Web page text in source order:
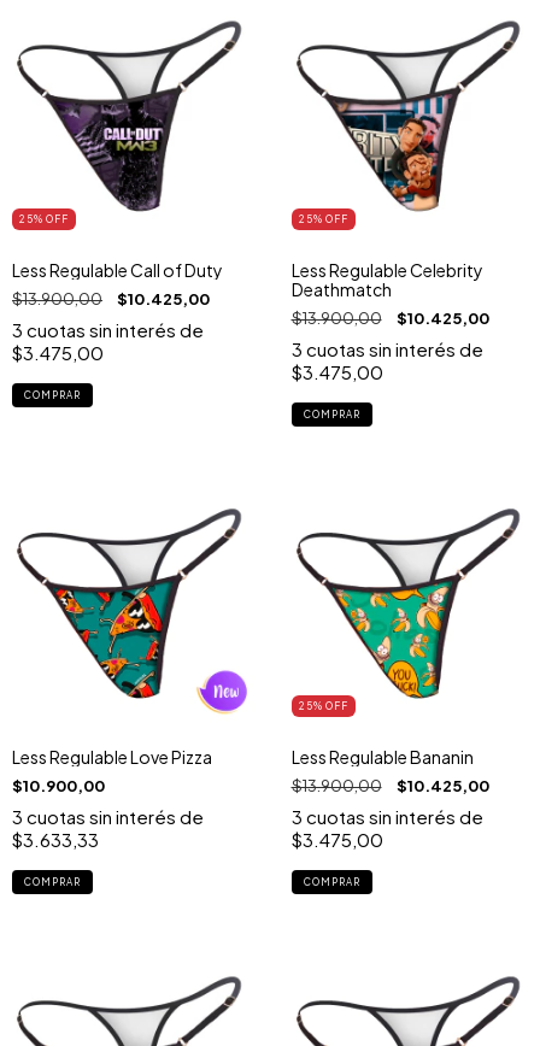
25% OFF
Less Regulable Call of Duty
$13.900,00 $10.425,00
3 cuotas sin interés de
$3.475,00
COMPRAR
25% OFF
Less Regulable Celebrity
Deathmatch
$13.900,00 $10.425,00
3 cuotas sin interés de
$3.475,00
COMPRAR
Less Regulable Love Pizza
$10.900,00
3 cuotas sin interés de
$3.633,33
COMPRAR
25% OFF
Less Regulable Bananin
$13.900,00 $10.425,00
3 cuotas sin interés de
$3.475,00
COMPRAR